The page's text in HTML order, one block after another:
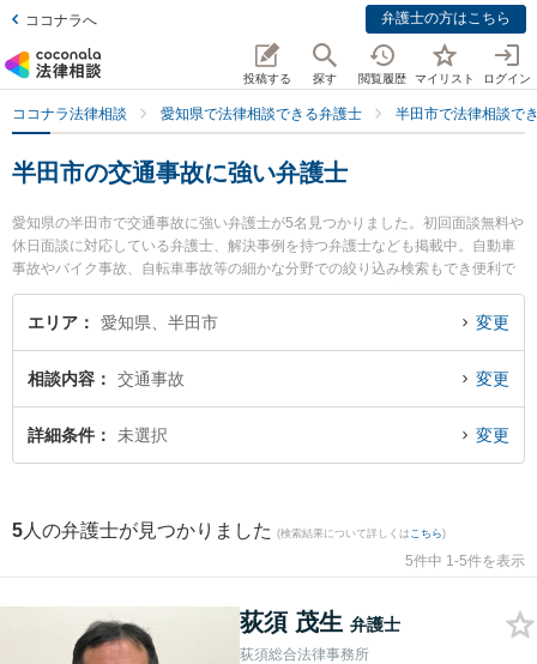
ココナラへ 弁護士の方はこちら
投稿する 探す 閲覧履歴 マイリスト ログイン
ココナラ法律相談 愛知県で法律相談できる弁護士 半田市で法律相談で
半田市の交通事故に強い弁護士
愛知県の半田市で交通事故に強い弁護士が5名見つかりました。初回面談無料や
休日面談に対応している弁護士、解決事例を持つ弁護士なども掲載中。自動車
事故やバイク事故、自転車事故等の細かな分野での絞り込み検索もでき便利で
す。特に荻須総合法律事務所の荻須 茂生弁護士や榊原顕太郎法律事務所の榊原
顕太郎弁護士、半田みなと法律事務所の中島 康雄弁護士のプロフィール情報や
決の実績豊富な近くの弁護士を検索したい』『初回相談無料で交通事故を法律
相談できる半田市内の弁護士に相談予約したい』などでお困りの相談者さんに
おすすめです。
エリア 愛知県、半田市 変更
相談内容 交通事故 変更
詳細条件 未選択 変更
5 人の弁護士が見つかりました (検索結果について詳しくは こちら)
5件中 1-5件を表示
荻須 茂生 弁護士
荻須総合法律事務所